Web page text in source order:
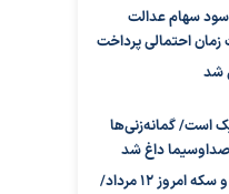
سود سهام عدالت
زمان احتمالی پرداخت
شد
است/ گمانه‌زنی‌ها
داغ شد
قیمت دلار،قیمت طلا و سکه امروز ۱۲ مرداد/